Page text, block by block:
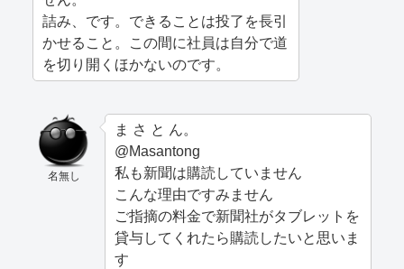
詰み、です。できることは投了を長引
かせること。この間に社員は自分で道
を切り開くほかないのです。
名無し
ま さ と ん。
@Masantong
私も新聞は購読していません
こんな理由ですみません
ご指摘の料金で新聞社がタブレットを
貸与してくれたら購読したいと思いま
す